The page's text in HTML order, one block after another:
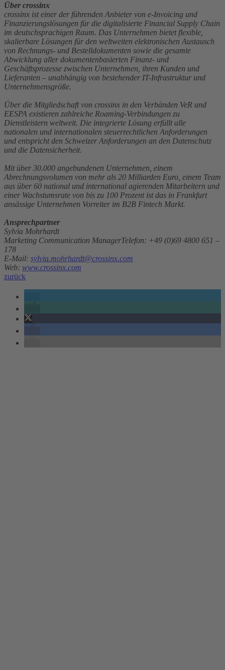
Über crossinx
crossinx ist einer der führenden Anbieter von e-Invoicing und
Finanzierungslösungen für die digitalisierte Financial Supply Chain
im deutschsprachigen Raum. Das Unternehmen bietet flexible,
skalierbare Lösungen für den weltweiten elektronischen Austausch
von Rechnungs- und Bestelldokumenten sowie die gesamte
Abwicklung aller dokumentenbasierten Finanz- und
Geschäftsprozesse zwischen Unternehmen, ihren Kunden und
Lieferanten – unabhängig von bestehender IT-Infrastruktur und
Unternehmensgröße.
Über die Mitgliedschaft von crossinx in den Verbänden VeR und
EESPA existieren zahlreiche Roaming-Verbindungen zu
Dienstleistern weltweit. Die integrierte Lösung erfüllt alle
nationalen und internationalen steuerrechtlichen Anforderungen
und entspricht den Schweizer Anforderungen an den Datenschutz
und die Datensicherheit.
Mit über 30.000 angebundenen Unternehmen, einem
Abrechnungsvolumen von mehr als 20 Milliarden Euro, einem Team
aus über 60 national und international agierenden Mitarbeitern und
einer Wachstumsrate von bis zu 100 Prozent ist das in Frankfurt
ansässige Unternehmen Vorreiter im B2B Fintech Markt.
Ansprechpartner
Sylvia Mohrhardt
Marketing Communication ManagerTelefon: +49 (0)69 4800 651 –
178
E-Mail: sylvia.mohrhardt@crossinx.com
Web: www.crossinx.com
zurück